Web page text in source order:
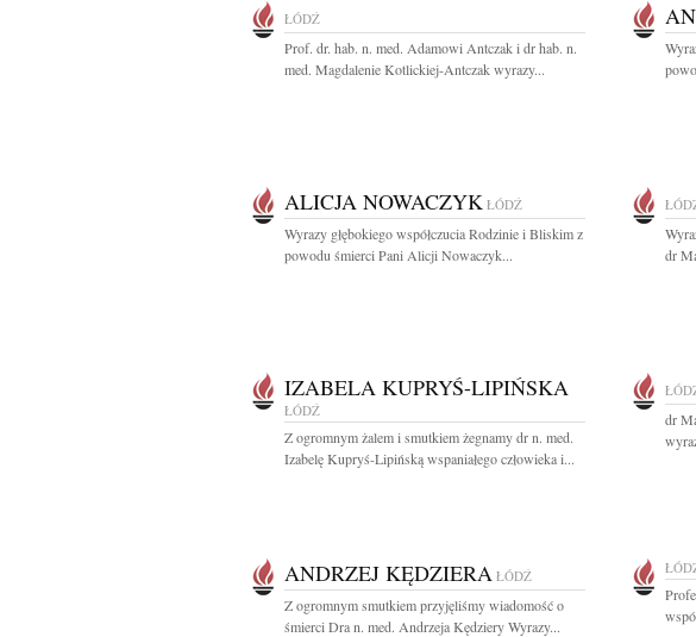
ŁÓDŹ
Prof. dr. hab. n. med. Adamowi Antczak i dr hab. n.
med. Magdalenie Kotlickiej-Antczak wyrazy...
ALICJA NOWACZYK ŁÓDŹ
Wyrazy głębokiego współczucia Rodzinie i Bliskim z
powodu śmierci Pani Alicji Nowaczyk...
dr
IZABELA KUPRYŚ-LIPIŃSKA
ŁÓDŹ
Z ogromnym żalem i smutkiem żegnamy dr n. med.
Izabelę Kupryś-Lipińską wspaniałego człowieka i...
dr
ANDRZEJ KĘDZIERA ŁÓDŹ
Z ogromnym smutkiem przyjęliśmy wiadomość o
śmierci Dra n. med. Andrzeja Kędziery Wyrazy...